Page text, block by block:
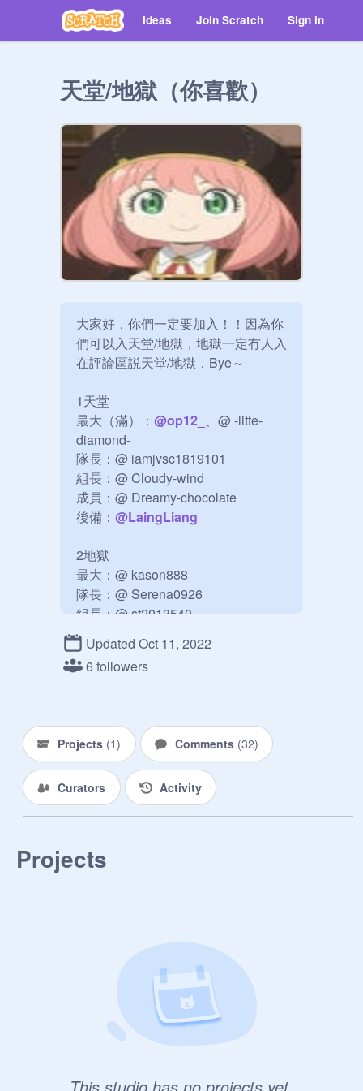
Ideas Join Scratch Sign in
天堂/地獄（你喜歡）
大家好，你們一定要加入！！因為你
們可以入天堂/地獄，地獄一定冇人入
在評論區説天堂/地獄，Bye～
1天堂
最大（滿）： @op12_ 、@ -litte-
diamond-
隊長：@ iamjvsc1819101
組長：@ Cloudy-wind
成員：@ Dreamy-chocolate
後備： @LaingLiang
2地獄
最大：@ kason888
隊長：@ Serena0926
組長：@ st2013540
成員：@ tigercat1029384756
後備：@
我最愛係在最大/隊長
Updated Oct 11, 2022
6 followers
Projects (1) Comments (32)
Curators Activity
Projects